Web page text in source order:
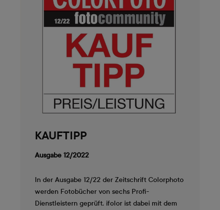
KAUFTIPP
Ausgabe 12/2022
In der Ausgabe 12/22 der Zeitschrift Colorphoto
werden Fotobücher von sechs Profi-
Dienstleistern geprüft. ifolor ist dabei mit dem